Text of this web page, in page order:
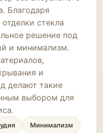
Благодаря
стекла
решение под
и минимализм.
и
делают такие
выбором для
Минимализм